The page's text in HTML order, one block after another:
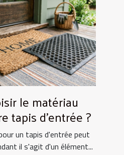
le matériau
tapis d'entrée ?
un tapis d'entrée peut
il s'agit d'un élément...